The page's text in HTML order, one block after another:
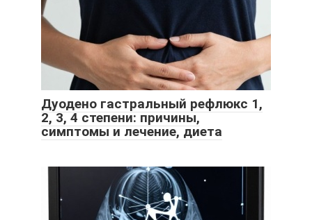
Дуодено гастральный рефлюкс 1,
2, 3, 4 степени: причины,
симптомы и лечение, диета